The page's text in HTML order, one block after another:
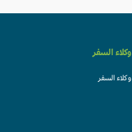
وكلاء السفر
وكلاء السفر